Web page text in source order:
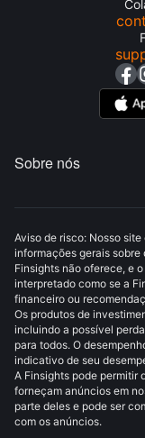
Sobre nós
Aviso de risco: Nosso
informações gerais
Finsights não oferece, e
interpretado como se a
financeiro ou
Os produtos de
incluindo a possível
para todos. O
indicativo de seu
A Finsights pode permitir
forneçam anúncios em
parte deles e pode ser
com os anúncios.